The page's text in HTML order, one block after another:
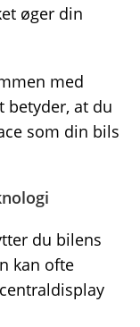
øger din
med
betyder, at du
som din bils
du bilens
kan ofte